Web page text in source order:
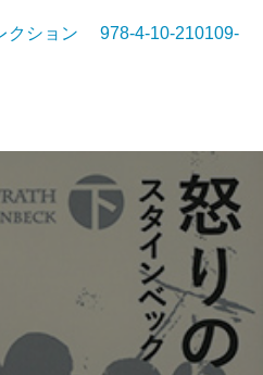
クション 978-4-10-210109-